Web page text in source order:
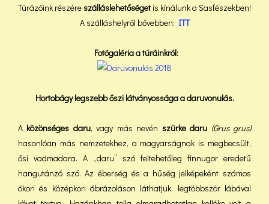
Túrázóink részéreszálláslehetőséget is kínálunk a Sasfészekben!
A szálláshelyről bővebben: ITT
Fotógaléria a túráinkról:
Hortobágy legszebb őszi látványossága a daruvonulás.
A közönséges daru, vagy más nevén szürke daru (Grus grus)
hasonlóan más nemzetekhez, a magyarságnak is megbecsült,
ősi vadmadara. A „daru” szó feltehetőleg finnugor eredetű
hangutánzó szó. Az éberség és a hűség jelképeként számos
ókori és középkori ábrázoláson láthatjuk, legtöbbször lábával